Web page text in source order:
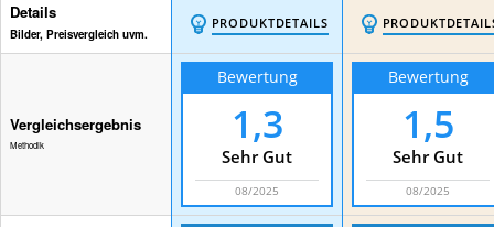
Details
Bilder, Preisvergleich uvm.
PRODUKTDETAILS
Vergleichsergebnis
Methodik
Bewertung
1,3
Sehr Gut
08/2025
Bewertung
1,5
Sehr Gut
08/2025